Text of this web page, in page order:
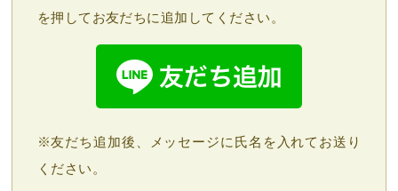
を押してお友だちに追加してください。
※友だち追加後、メッセージに氏名を入れてお送り
ください。